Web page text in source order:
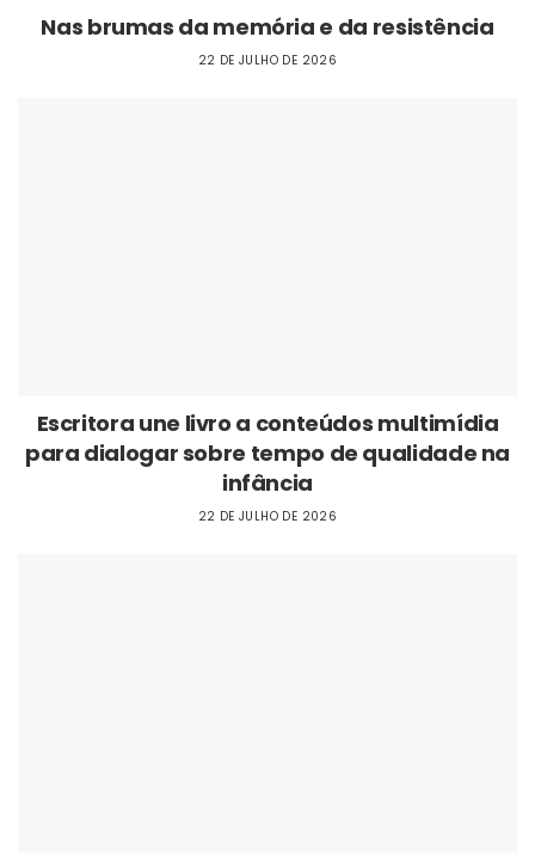
Nas brumas da memória e da resistência
22 DE JULHO DE 2026
Escritora une livro a conteúdos multimídia
para dialogar sobre tempo de qualidade na
infância
22 DE JULHO DE 2026